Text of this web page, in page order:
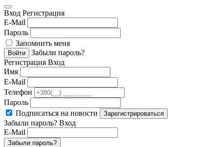
Вход Регистрация
E-Mail
Пароль
Запомнить меня
Войти
Забыли пароль?
Регистрация Вход
Имя
E-Mail
Телефон
Пароль
Подписаться на новости
Зарегистрироваться
Забыли пароль? Вход
E-Mail
Забыли пароль?